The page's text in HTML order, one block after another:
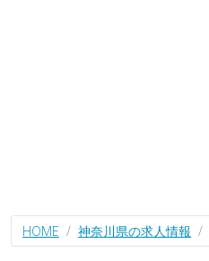
HOME 神奈川県の求人情報